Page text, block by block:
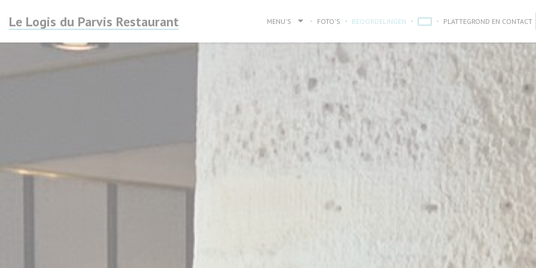
Le Logis du Parvis Restaurant MENU'S FOTO'S BEOORDELINGEN ((OPENT IN EEN NIEUW VENSTER))
PLATTEGROND EN CONTACT